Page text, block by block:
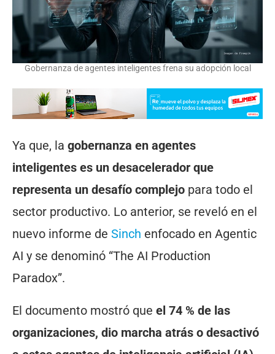
Gobernanza de agentes inteligentes frena su adopción local
Ya que, la gobernanza en agentes
inteligentes es un desacelerador que
representa un desafío complejo para todo el
sector productivo. Lo anterior, se reveló en el
nuevo informe de Sinch enfocado en Agentic
AI y se denominó “The AI Production
Paradox”.
El documento mostró que el 74 % de las
organizaciones, dio marcha atrás o desactivó